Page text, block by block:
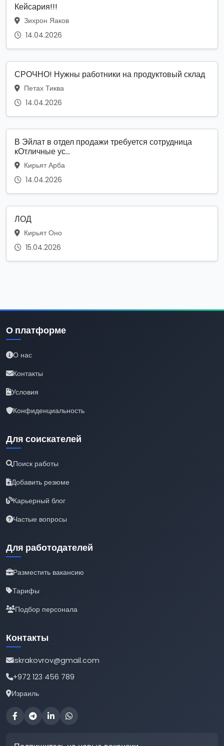
Кейсария!!!
Зихрон Яаков
14.04.2026
СРОЧНО! Нужны работники на продуктовый склад
Петах Тиква
14.04.2026
В Эйлат в отдел продажи требуется сотрудница
кОтличные ус...
Кирьят Арба
14.04.2026
ЛОД
Кирьят Оно
15.04.2026
О платформе
О нас
Контакты
Условия
Конфиденциальность
Для соискателей
Поиск работы
Добавить резюме
Карьерный блог
Частые вопросы
Для работодателей
Разместить вакансию
Тарифы
Подбор персонала
Контакты
iskrakovrov@gmail.com
+972 123 456 789
Израиль